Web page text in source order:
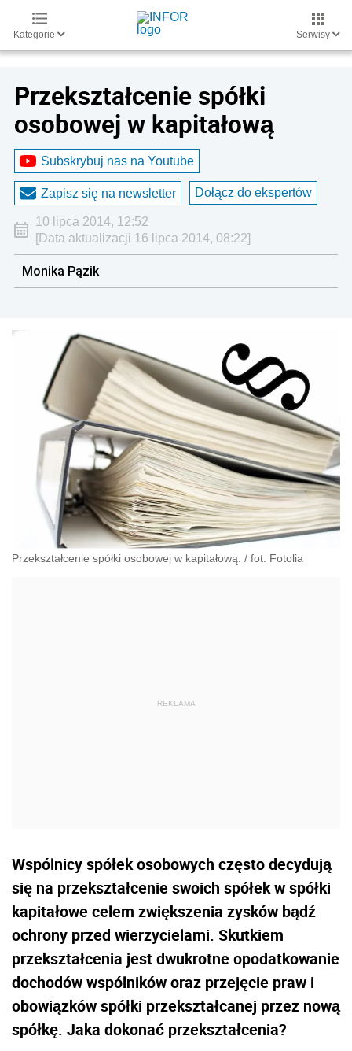
Kategorie Serwisy
Przekształcenie spółki
osobowej w kapitałową
Subskrybuj nas na Youtube
Zapisz się na newsletter Dołącz do ekspertów
10 lipca 2014, 12:52
[Data aktualizacji 16 lipca 2014, 08:22]
Monika Pązik
Przekształcenie spółki osobowej w kapitałową. / fot. Fotolia
Wspólnicy spółek osobowych często decydują
się na przekształcenie swoich spółek w spółki
kapitałowe celem zwiększenia zysków bądź
ochrony przed wierzycielami. Skutkiem
przekształcenia jest dwukrotne opodatkowanie
dochodów wspólników oraz przejęcie praw i
obowiązków spółki przekształcanej przez nową
spółkę. Jaka dokonać przekształcenia?